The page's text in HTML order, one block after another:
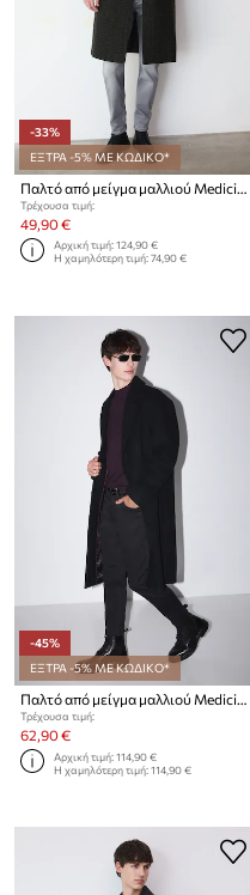
-33%
ΕΞΤΡΑ -5% ΜΕ ΚΩΔΙΚΟ*
Τρέχουσα τιμή:
49,90 €
Αρχική τιμή:124,90 €
Η χαμηλότερη τιμή:74,90 €
-45%
ΕΞΤΡΑ -5% ΜΕ ΚΩΔΙΚΟ*
Παλτό από μείγμα μαλλιού Medicine
Τρέχουσα τιμή:
62,90 €
Αρχική τιμή:114,90 €
Η χαμηλότερη τιμή:114,90 €